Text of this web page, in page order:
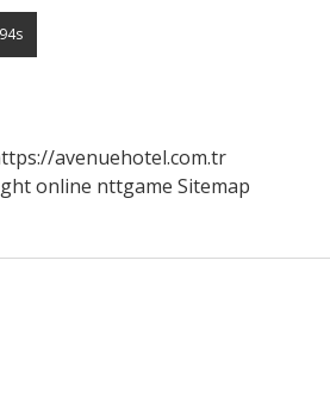
avenuehotel.com.tr
online nttgame Sitemap